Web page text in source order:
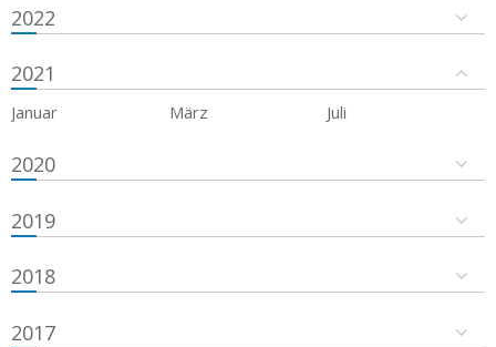
2022
2021
Januar März Juli
2020
2019
2018
2017